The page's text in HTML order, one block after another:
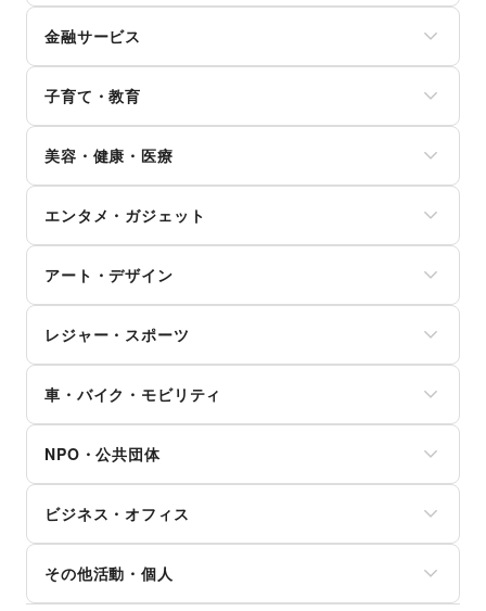
腕時計
靴
バッグ・革小物
ファッション雑貨
和服・着物
古着
その他ファッション
コーヒー・紅茶
その他飲料
食材・調味料
物産展・マルシェ
キッチンカー・移動販売
野菜・果物・生鮮食品
その他フード・飲食
キッチン雑貨・調理器具
掃除用品・生活便利品
文房具
手芸・ハンドメイド
花・盆栽・ドライフラワー
犬・猫・ペット
日用雑貨
食器・陶磁器
その他インテリア・生活雑貨
インターネット・プロバイダ
電気・ガス
ウォーターサーバー
ハウスクリーニング・家事代行
定期宅配
リサイクル雑貨・古本
冠婚葬祭
資格・習い事
リフォーム
住宅（購入・賃貸）
たばこ
修理・メンテナンス
就職・転職・求人
金融サービス
保険
銀行
住宅ローン
証券・FX
不動産投資
その他金融サービス
子育て・教育
ランドセル
学習教材・通信教育
子供向け教室・レッスン
塾・家庭教師
おもちゃ・絵本
その他子育て・教育
美容・健康・医療
ダイエット・健康グッズ
美容・コスメ・香水
ヘアケア・シャンプー
美容家電
ヘアサロン・ネイルサロン
マッサージ・整体
女性用品・フェムテック
コンタクトレンズ
医療・医薬品
その他美容・健康
エンタメ・ガジェット
スマホアクセサリー
ガジェット
ゲーム
アニメ
コミック・マンガ
アイドル・芸能人
CD・DVD・本・雑誌
Webメディア・アプリ
テレビ・ドラマ
映画
音楽・ライブ
演劇
占い
アート・デザイン
写真・イラストレーション
立体作品・彫刻
その他アート・デザイン
レジャー・スポーツ
キャンプ・アウトドア
野球
サッカー
バスケットボール
ゴルフ
その他レジャー・スポーツ
車・バイク・モビリティ
バイク・オートバイ
自転車・ロードバイク
マイクロモビリティ
その他車・バイク・モビリティ
NPO・公共団体
外国団体・大使館
募金・寄付
NPO・ボランティア活動
その他NPO・公共団体
ビジネス・オフィス
オフィス家具・OA機器
イベント企画・運営
その他活動・個人